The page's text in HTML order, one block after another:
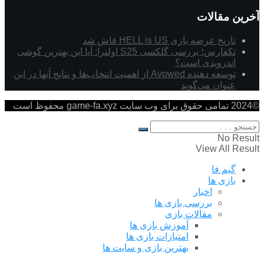
آخرین مقالات
تاریخ عرضه بازی HELL is US فاش شد
تکفارس؛ بررسی گلکسی S25 اولترا: آیا این بهترین گوشی
اندرویدی است؟
توسعه دهنده Avowed از اهمیت انتخاب‌ها و نتایج آنها در این
عنوان می‌گوید
©2024 تمامی حقوق برای وب سایت game-fa.xyz محفوظ است
No Result
View All Result
گیم فا
بازی ها
اخبار
بررسی بازی ها
مقالات بازی
آموزش بازی ها
امتیازات بازی ها
بهترین بازی و سایت ها